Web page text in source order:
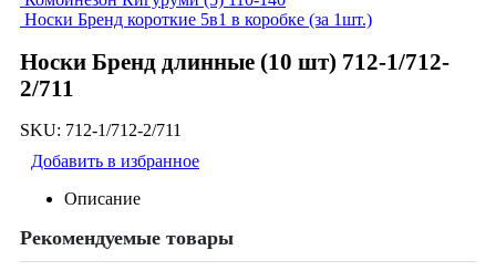
Носки Бренд короткие 5в1 в коробке (за 1шт.)
Носки Бренд длинные (10 шт) 712-1/712-
2/711
SKU: 712-1/712-2/711
Добавить в избранное
Описание
Рекомендуемые товары